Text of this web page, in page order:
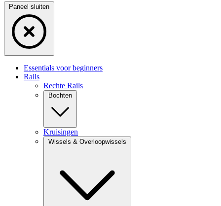
Paneel sluiten
Essentials voor beginners
Rails
Rechte Rails
Bochten
Kruisingen
Wissels & Overloopwissels